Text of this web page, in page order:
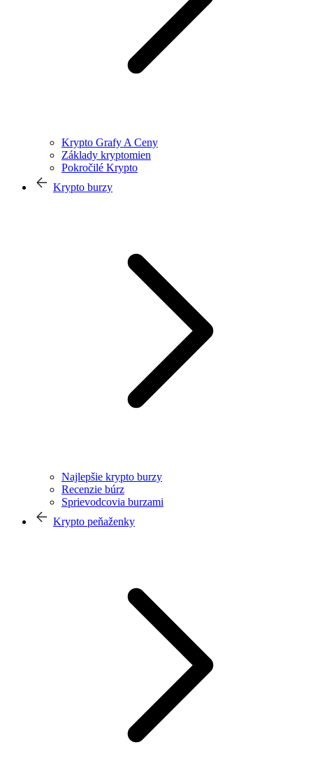
Krypto Grafy A Ceny
Základy kryptomien
Pokročilé Krypto
Krypto burzy
Najlepšie krypto burzy
Recenzie búrz
Sprievodcovia burzami
Krypto peňaženky